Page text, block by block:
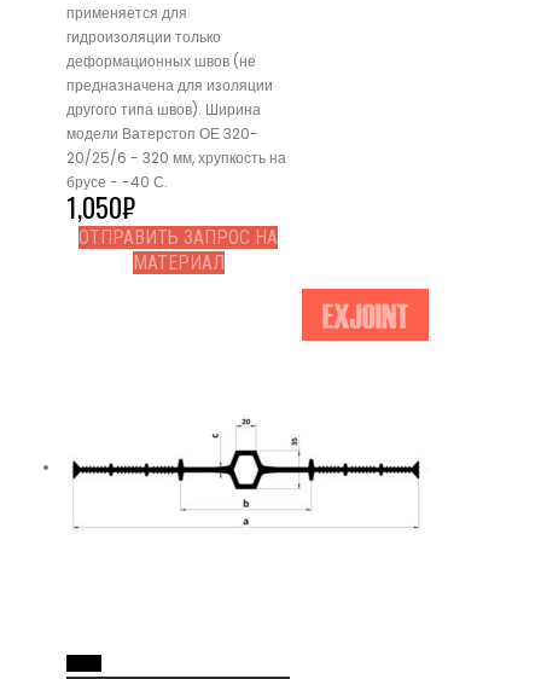
применяется для
гидроизоляции только
деформационных швов (не
предназначена для изоляции
другого типа швов). Ширина
модели Ватерстоп ОЕ 320-
20/25/6 - 320 мм, хрупкость на
брусе - -40 С.
1,050₽
ОТПРАВИТЬ ЗАПРОС НА
МАТЕРИАЛ